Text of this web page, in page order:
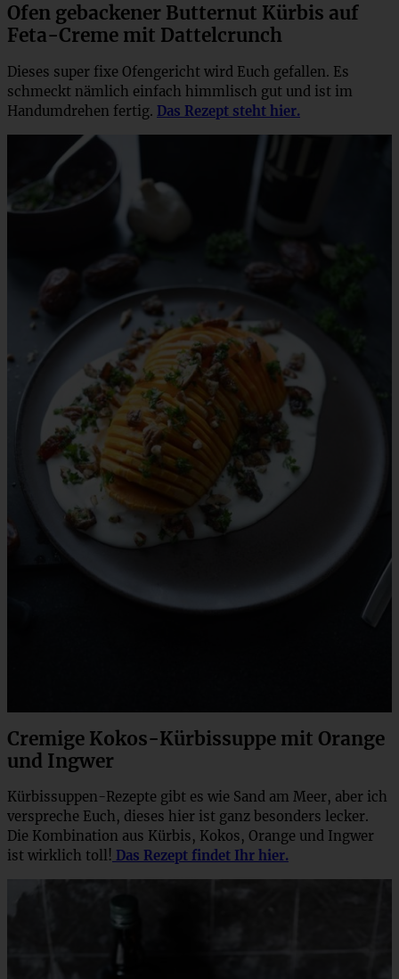
Ofen gebackener Butternut Kürbis auf
Feta-Creme mit Dattelcrunch
Dieses super fixe Ofengericht wird Euch gefallen. Es
schmeckt nämlich einfach himmlisch gut und ist im
Handumdrehen fertig. Das Rezept steht hier.
Cremige Kokos-Kürbissuppe mit Orange
und Ingwer
Kürbissuppen-Rezepte gibt es wie Sand am Meer, aber ich
verspreche Euch, dieses hier ist ganz besonders lecker.
Die Kombination aus Kürbis, Kokos, Orange und Ingwer
ist wirklich toll! Das Rezept findet Ihr hier.